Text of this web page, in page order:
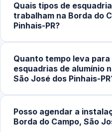
imóvel, com ferramentas
montagem e regulagem no
Quais tipos de
trabalham na Borda do
Pinhais-PR?
maxim-ar e basculantes,
sacada, divisórias e
Quanto tempo leva
esquadrias de alumínio
São José dos Pinhais-
instalações levam de 1 a 3
como portas e janelas sob
Posso agendar a
Borda do Campo, São